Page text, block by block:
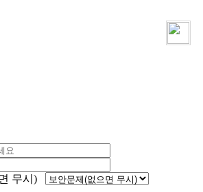
무시)